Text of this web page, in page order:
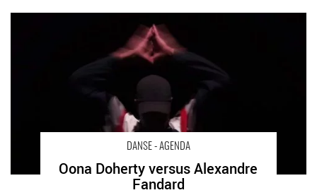
DANSE - AGENDA
Oona Doherty versus Alexandre
Fandard
Oona Doherty versus Alexandre Fandard - Critique sortie Danse